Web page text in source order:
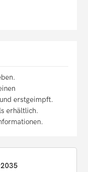
erstgeimpft.
erhältlich.